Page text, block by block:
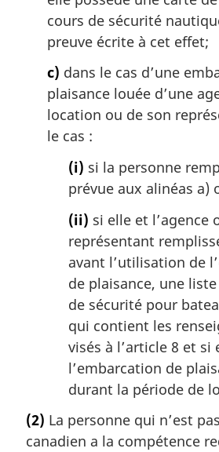
cours de sécurité
preuve écrite à cet effet;
c) dans le cas d’une
plaisance louée d’une
location ou de son
le cas :
(i) si la personne
prévue aux alinéas a)
(ii) si elle et l’agence
représentant
avant l’utilisation de
de plaisance, une
de sécurité pour
qui contient les
visés à l’article 8 et si
l’embarcation de
durant la période de
(2) La personne qui n’est
canadien a la compétence